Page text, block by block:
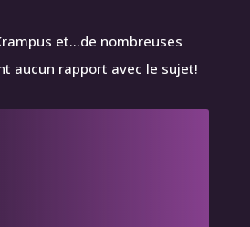
et…de nombreuses
aucun rapport avec le sujet!